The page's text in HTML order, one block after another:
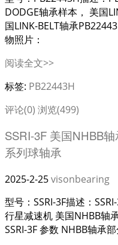
DODGE轴承样本， 美国
国LINK-BELT轴承
物照片：
阅读全文>>
标签: PB22443H
评论(0) 浏览(499)
SSRI-3F 美国NHBB
系列球轴承
2025-2-25visonbearing
型号：SSRI-3F描述：
行星减速机 美国NHBB轴
SSRI-3F 参数 NHBB轴承